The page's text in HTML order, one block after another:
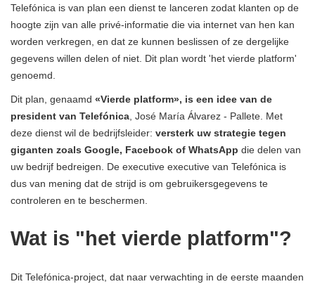
Telefónica is van plan een dienst te lanceren zodat klanten op de
hoogte zijn van alle privé-informatie die via internet van hen kan
worden verkregen, en dat ze kunnen beslissen of ze dergelijke
gegevens willen delen of niet. Dit plan wordt 'het vierde platform'
genoemd.
Dit plan, genaamd «Vierde platform», is een idee van de
president van Telefónica, José María Álvarez - Pallete. Met
deze dienst wil de bedrijfsleider: versterk uw strategie tegen
giganten zoals Google, Facebook of WhatsApp die delen van
uw bedrijf bedreigen. De executive executive van Telefónica is
dus van mening dat de strijd is om gebruikersgegevens te
controleren en te beschermen.
Wat is "het vierde platform"?
Dit Telefónica-project, dat naar verwachting in de eerste maanden